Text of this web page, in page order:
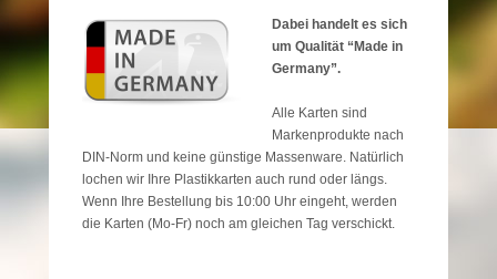
Dabei handelt es sich
um Qualität “Made in
Germany”.
Alle Karten sind
Markenprodukte nach
DIN-Norm und keine günstige Massenware. Natürlich
lochen wir Ihre Plastikkarten auch rund oder längs.
Wenn Ihre Bestellung bis 10:00 Uhr eingeht, werden
die Karten (Mo-Fr) noch am gleichen Tag verschickt.